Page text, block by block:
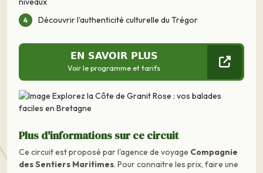
Découvrir l'authenticité culturelle du Trégor
EN SAVOIR PLUS
Voir le programme et tarifs
Plus d'informations sur ce circuit
Ce circuit est proposé par l'agence de voyage Compagnie
des Sentiers Maritimes. Pour connaitre les prix, faire une